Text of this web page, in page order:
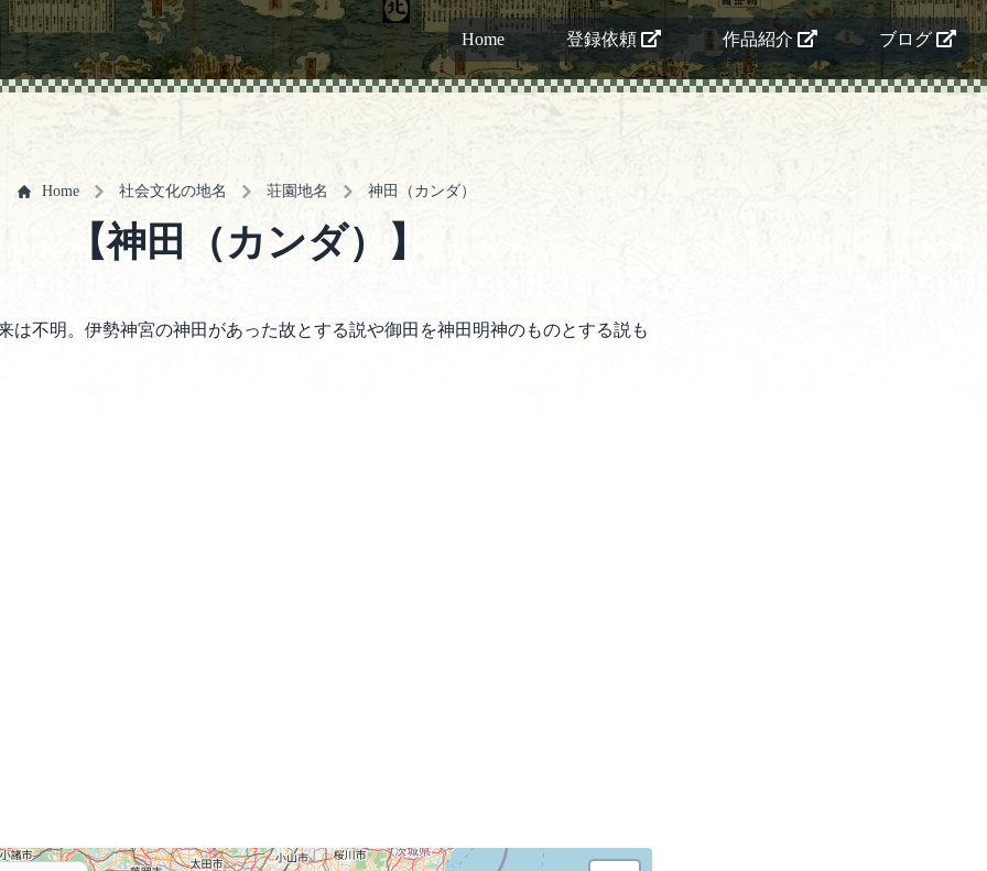
Home 登録依頼 作品紹介 ブログ
Home 社会文化の地名 荘園地名 神田（カンダ）
【神田（カンダ）】
は不明。伊勢神宮の神田があった故とする説や御田を神田明神のものとする説も